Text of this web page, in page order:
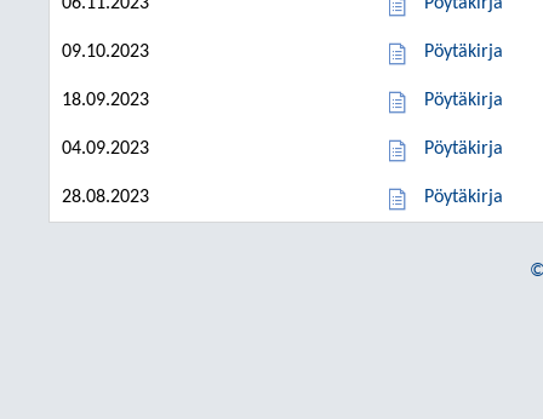
09.10.2023 Pöytäkirja
18.09.2023 Pöytäkirja
04.09.2023 Pöytäkirja
28.08.2023 Pöytäkirja